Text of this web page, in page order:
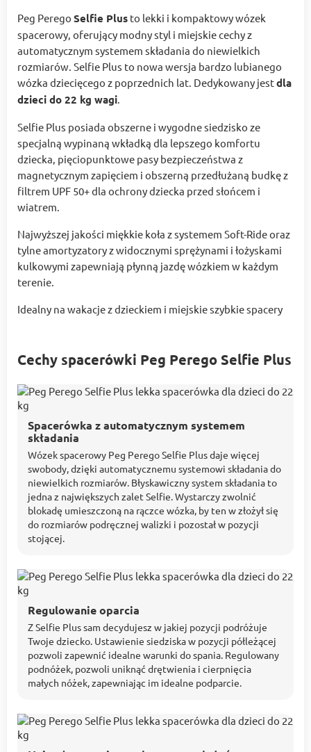
Peg Perego Selfie Plus to lekki i kompaktowy wózek
spacerowy, oferujący modny styl i miejskie cechy z
automatycznym systemem składania do niewielkich
rozmiarów. Selfie Plus to nowa wersja bardzo lubianego
wózka dziecięcego z poprzednich lat. Dedykowany jestdla
dzieci do 22 kg wagi.
Selfie Plus posiada obszerne i wygodne siedzisko ze
specjalną wypinaną wkładką dla lepszego komfortu
dziecka, pięciopunktowe pasy bezpieczeństwa z
magnetycznym zapięciem i obszerną przedłużaną budkę z
filtrem UPF 50+ dla ochrony dziecka przed słońcem i
wiatrem.
Najwyższej jakości miękkie koła z systemem Soft-Ride oraz
tylne amortyzatory z widocznymi sprężynami i łożyskami
kulkowymi zapewniają płynną jazdę wózkiem w każdym
terenie.
Idealny na wakacje z dzieckiem i miejskie szybkie spacery
Cechy spacerówki Peg Perego Selfie Plus
Spacerówka z automatycznym systemem
składania
Wózek spacerowy Peg Perego Selfie Plus daje więcej
swobody, dzięki automatycznemu systemowi składania do
niewielkich rozmiarów. Błyskawiczny system składania to
jedna z największych zalet Selfie. Wystarczy zwolnić
blokadę umieszczoną na rączce wózka, by ten w złożył się
do rozmiarów podręcznej walizki i pozostał w pozycji
stojącej.
Regulowanie oparcia
Z Selfie Plus sam decydujesz w jakiej pozycji podróżuje
Twoje dziecko. Ustawienie siedziska w pozycji półleżącej
pozwoli zapewnić idealne warunki do spania. Regulowany
podnóżek, pozwoli uniknąć drętwienia i cierpnięcia
małych nóżek, zapewniając im idealne podparcie.